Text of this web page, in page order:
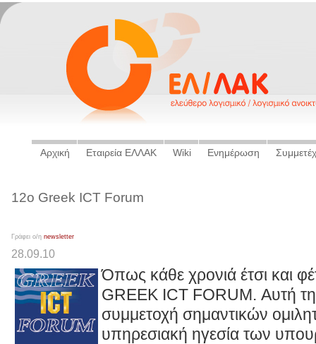
Αρχική Εταιρεία ΕΛΛΑΚ Wiki Ενημέρωση
12o Greek ICT Forum
Γράφει ο/η newsletter
28.09.10
Όπως κάθε χρονιά έτσι και
GREEK ICT FORUM. Αυτή
συμμετοχή σημαντικών
υπηρεσιακή ηγεσία των